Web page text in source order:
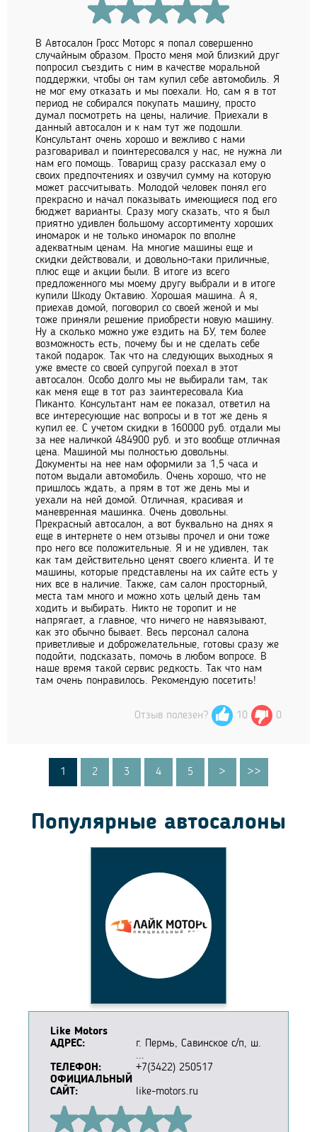
В Автосалон Гросс Моторс я попал совершенно
случайным образом. Просто меня мой близкий друг
попросил съездить с ним в качестве моральной
поддержки, чтобы он там купил себе автомобиль. Я
не мог ему отказать и мы поехали. Но, сам я в тот
период не собирался покупать машину, просто
думал посмотреть на цены, наличие. Приехали в
данный автосалон и к нам тут же подошли.
Консультант очень хорошо и вежливо с нами
разговаривал и поинтересовался у нас, не нужна ли
нам его помощь. Товарищ сразу рассказал ему о
своих предпочтениях и озвучил сумму на которую
может рассчитывать. Молодой человек понял его
прекрасно и начал показывать имеющиеся под его
бюджет варианты. Сразу могу сказать, что я был
приятно удивлен большому ассортименту хороших
иномарок и не только иномарок по вполне
адекватным ценам. На многие машины еще и
скидки действовали, и довольно-таки приличные,
плюс еще и акции были. В итоге из всего
предложенного мы моему другу выбрали и в итоге
купили Шкоду Октавию. Хорошая машина. А я,
приехав домой, поговорил со своей женой и мы
тоже приняли решение приобрести новую машину.
Ну а сколько можно уже ездить на БУ, тем более
возможность есть, почему бы и не сделать себе
такой подарок. Так что на следующих выходных я
уже вместе со своей супругой поехал в этот
автосалон. Особо долго мы не выбирали там, так
как меня еще в тот раз заинтересовала Киа
Пиканто. Консультант нам ее показал, ответил на
все интересующие нас вопросы и в тот же день я
купил ее. С учетом скидки в 160000 руб. отдали мы
за нее наличкой 484900 руб. и это вообще отличная
цена. Машиной мы полностью довольны.
Документы на нее нам оформили за 1,5 часа и
потом выдали автомобиль. Очень хорошо, что не
пришлось ждать, а прям в тот же день мы и
уехали на ней домой. Отличная, красивая и
маневренная машинка. Очень довольны.
Прекрасный автосалон, а вот буквально на днях я
еще в интернете о нем отзывы прочел и они тоже
про него все положительные. Я и не удивлен, так
как там действительно ценят своего клиента. И те
машины, которые представлены на их сайте есть у
них все в наличие. Также, сам салон просторный,
места там много и можно хоть целый день там
ходить и выбирать. Никто не торопит и не
напрягает, а главное, что ничего не навязывают,
как это обычно бывает. Весь персонал салона
приветливые и доброжелательные, готовы сразу же
подойти, подсказать, помочь в любом вопросе. В
наше время такой сервис редкость. Так что нам
там очень понравилось. Рекомендую посетить!
Отзыв полезен? 10 0
1 2 3 4 5 > >>
Популярные автосалоны
Like Motors
АДРЕС:
г. Пермь, Савинское с/п, ш.
...
ТЕЛЕФОН:
+7(3422) 250517
ОФИЦИАЛЬНЫЙ
САЙТ:
like-motors.ru